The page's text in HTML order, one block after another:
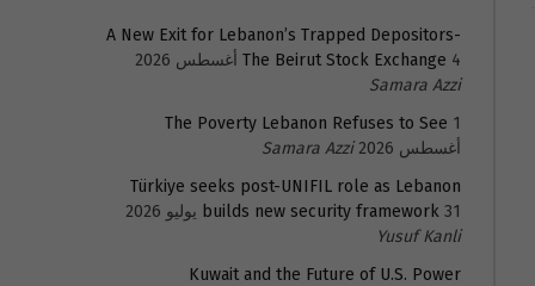
A New Exit for Lebanon’s Trapped Depositors-
The Beirut Stock Exchange 4 أغسطس 2026
Samara Azzi
The Poverty Lebanon Refuses to See 1
أغسطس 2026
Samara Azzi
Türkiye seeks post-UNIFIL role as Lebanon
builds new security framework 31 يوليو 2026
Yusuf Kanli
Kuwait and the Future of U.S. Power